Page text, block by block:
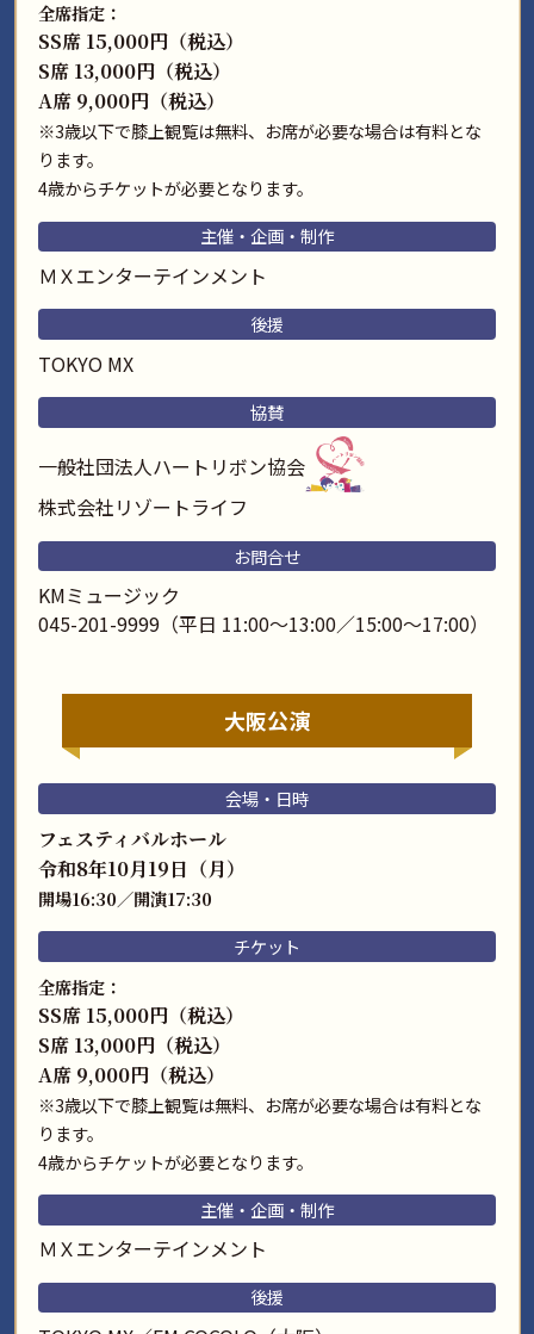
全席指定：
SS席 15,000円（税込）
S席 13,000円（税込）
A席 9,000円（税込）
※3歳以下で膝上観覧は無料、お席が必要な場合は有料とな
ります。
4歳からチケットが必要となります。
主催・企画・制作
ＭＸエンターテインメント
後援
TOKYO MX
協賛
一般社団法人ハートリボン協会
株式会社リゾートライフ
お問合せ
KMミュージック
045-201-9999（平日 11:00～13:00／15:00～17:00）
大阪公演
会場・日時
フェスティバルホール
令和8年10月19日（月）
開場16:30／開演17:30
チケット
全席指定：
SS席 15,000円（税込）
S席 13,000円（税込）
A席 9,000円（税込）
※3歳以下で膝上観覧は無料、お席が必要な場合は有料とな
ります。
4歳からチケットが必要となります。
主催・企画・制作
ＭＸエンターテインメント
後援